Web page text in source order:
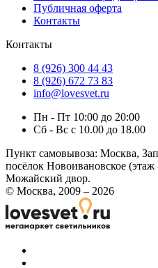
Публичная оферта
Контакты
Контакты
8 (926) 300 44 43
8 (926) 672 73 83
info@lovesvet.ru
Пн - Пт 10:00 до 20:00
Сб - Вс с 10.00 до 18.00
Пункт самовывоза: Москва,
посёлок Новоивановское
Можайский двор.
© Москва, 2009 – 2026